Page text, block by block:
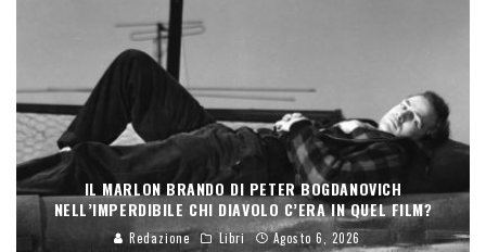
IL MARLON BRANDO DI PETER BOGDANOVICH
NELL’IMPERDIBILE CHI DIAVOLO C’ERA IN QUEL FILM?
Redazione Libri Agosto 6, 2026